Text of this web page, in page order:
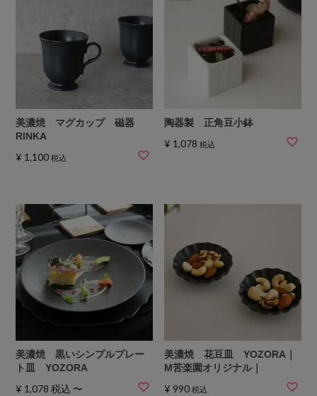
美濃焼 マグカップ 磁器
RINKA
¥ 1,100 税込
陶器製 正角豆小鉢
¥ 1,078 税込
美濃焼 黒いシンプルプレー
ト皿 YOZORA
¥ 1,078 税込 〜
美濃焼 花豆皿 YOZORA｜
M苦楽園オリジナル｜
¥ 990 税込